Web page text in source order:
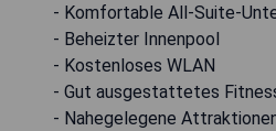
- Komfortable All-Suite-
- Beheizter Innenpool
- Kostenloses WLAN
- Gut ausgestattetes
- Nahegelegene